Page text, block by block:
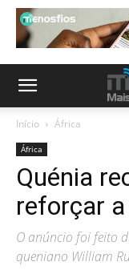
Início África
África
Quénia
reforçar
O anúncio foi feito
queniano William